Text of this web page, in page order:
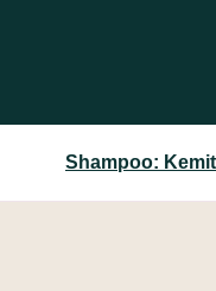
Shampoo: